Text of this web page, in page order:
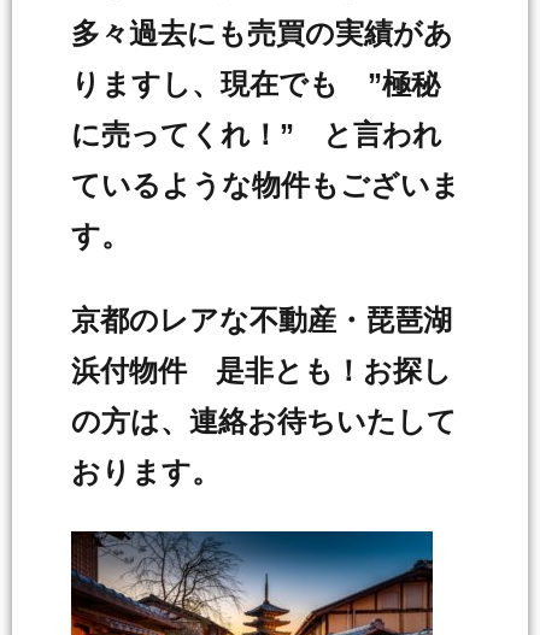
多々過去にも売買の実績があ
りますし、現在でも ”極秘
に売ってくれ！” と言われ
ているような物件もございま
す。
京都のレアな不動産・琵琶湖
浜付物件 是非とも！お探し
の方は、連絡お待ちいたして
おります。